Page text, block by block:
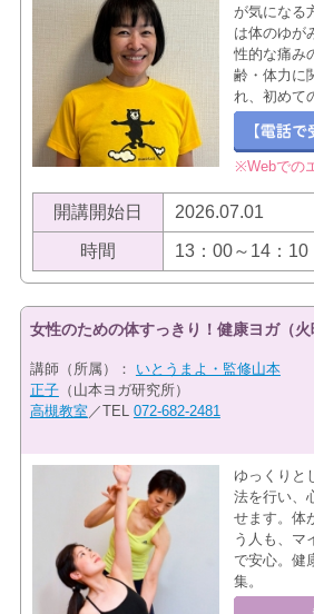
が気になる
は体のゆが
性的な痛み
齢・体力に
れ、初めて
※Webでの
開講開始日 2026.07.01
時間 13：00～14：10
女性のための体すっきり！健康ヨガ（火
講師（所属）： いとうまよ・監修山本
正子（山本ヨガ研究所）
高槻教室 ／TEL 072-682-2481
ゆっくりと
法を行い、
せます。体
う人も、マ
で安心。健
集。